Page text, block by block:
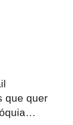
que quer
…